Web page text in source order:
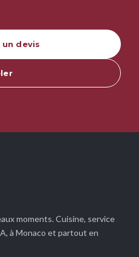
devis
moments. Cuisine, service
à Monaco et partout en